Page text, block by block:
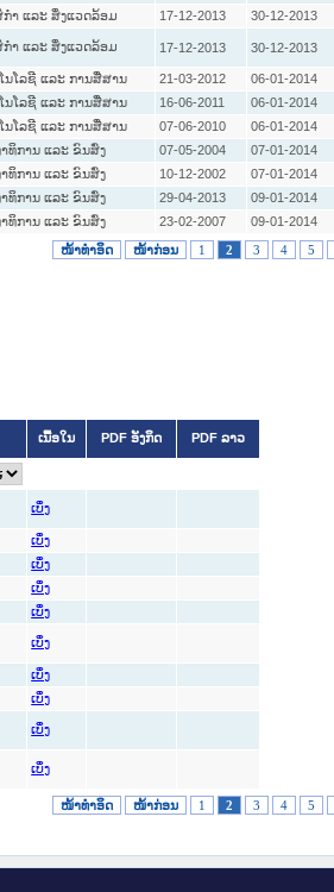
ຳ ແລະ ສິ່ງແວດລ້ອມ 17-12-2013 30-12-2013
ຳ ແລະ ສິ່ງແວດລ້ອມ 17-12-2013 30-12-2013
ນໂລຊີ ແລະ ການສື່ສານ 21-03-2012 06-01-2014
ນໂລຊີ ແລະ ການສື່ສານ 16-06-2011 06-01-2014
ນໂລຊີ ແລະ ການສື່ສານ 07-06-2010 06-01-2014
ທິການ ແລະ ຂົນສົ່ງ 07-05-2004 07-01-2014
ທິການ ແລະ ຂົນສົ່ງ 10-12-2002 07-01-2014
ທິການ ແລະ ຂົນສົ່ງ 29-04-2013 09-01-2014
ທິການ ແລະ ຂົນສົ່ງ 23-02-2007 09-01-2014
ໜ້າທໍາອິດ ໜ້າກ່ອນ 1 2 3 4 5
ເນື້ອໃນ PDF ອັງກິດ PDF ລາວ
ເບິ່ງ
ເບິ່ງ
ເບິ່ງ
ເບິ່ງ
ເບິ່ງ
ເບິ່ງ
ເບິ່ງ
ເບິ່ງ
ເບິ່ງ
ເບິ່ງ
ໜ້າທໍາອິດ ໜ້າກ່ອນ 1 2 3 4 5